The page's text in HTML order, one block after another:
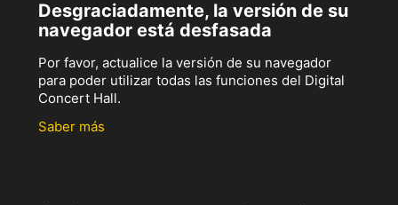
Desgraciadamente, la versión de su
navegador está desfasada
Por favor, actualice la versión de su navegador
para poder utilizar todas las funciones del Digital
Concert Hall.
Saber más